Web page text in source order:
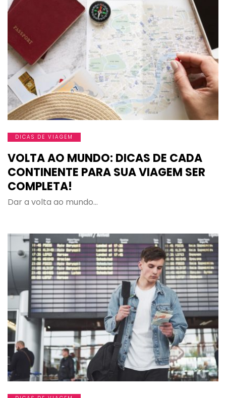
DICAS DE VIAGEM
VOLTA AO MUNDO: DICAS DE CADA
CONTINENTE PARA SUA VIAGEM SER
COMPLETA!
Dar a volta ao mundo…